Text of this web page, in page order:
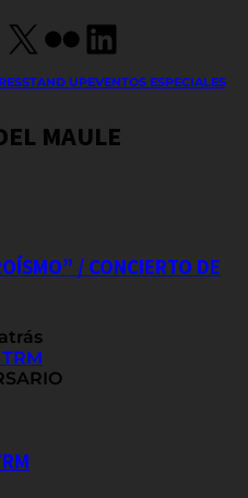
X FlickrLinkedIn
STAND UPEVENTOS ESPECIALES
MAULE
/ CONCIERTO DE